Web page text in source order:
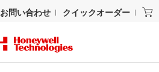
お問い合わせ クイックオーダー